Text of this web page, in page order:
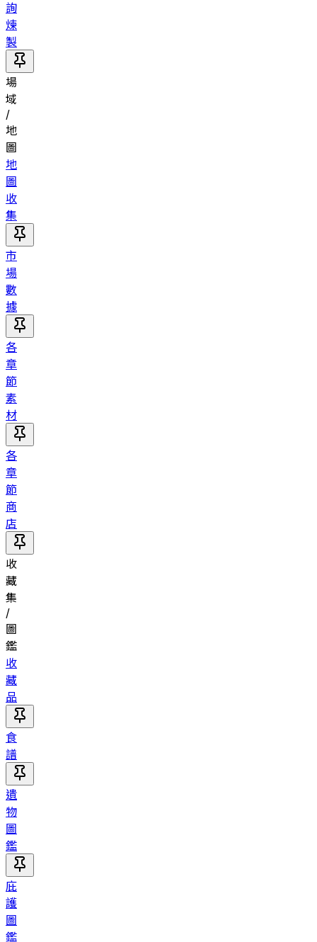
詢
煉
製
場
域
/
地
圖
地
圖
收
集
市
場
數
據
各
章
節
素
材
各
章
節
商
店
收
藏
集
/
圖
鑑
收
藏
品
食
譜
遺
物
圖
鑑
庇
護
圖
鑑